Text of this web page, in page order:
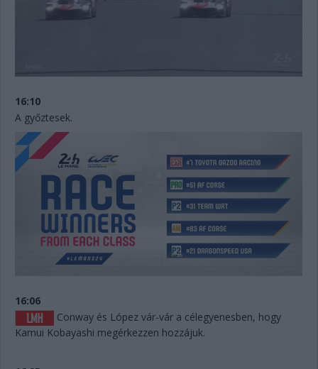
16:10
A győztesek.
16:06
Conway és López vár-vár a célegyenesben, hogy
Kamui Kobayashi megérkezzen hozzájuk.